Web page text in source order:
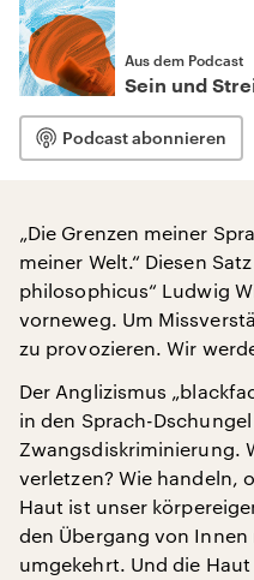
Aus dem Podcast
Sein und
Podcast abonnieren
„Die Grenzen meiner
meiner Welt.“ Diesen
philosophicus“ Ludwig
vorneweg. Um
zu provozieren. Wir
Der Anglizismus
in den Sprach-
Zwangsdiskriminierung.
verletzen? Wie handeln,
Haut ist unser
den Übergang von
umgekehrt. Und die